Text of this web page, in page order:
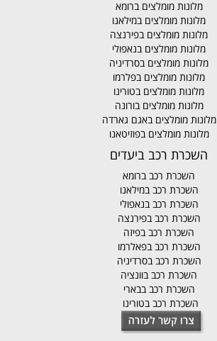
מלונות מומלצים ברומא
מלונות מומלצים במילאנו
מלונות מומלצים בפירנצה
מלונות מומלצים בנאפולי
מלונות מומלצים בסרדיניה
מלונות מומלצים בפלרמו
מלונות מומלצים בטורינו
מלונות מומלצים בורונה
מלונות מומלצים באגם גארדה
מלונות מומלצים בפוזיטאנו
השכרת רכב ביעדים
השכרת רכב ברומא
השכרת רכב במילאנו
השכרת רכב בנאפולי
השכרת רכב בפירנצה
השכרת רכב בפיזה
השכרת רכב בפאלרמו
השכרת רכב בסרדיניה
השכרת רכב בוונציה
השכרת רכב בבארי
השכרת רכב בטורינו